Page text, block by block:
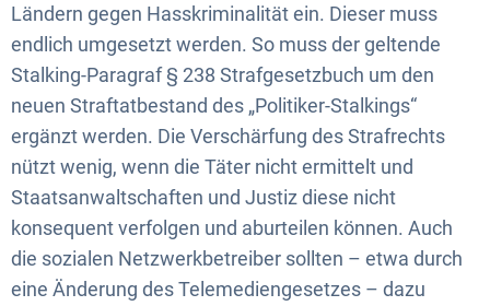
Ländern gegen Hasskriminalität ein. Dieser muss
endlich umgesetzt werden. So muss der geltende
Stalking-Paragraf § 238 Strafgesetzbuch um den
neuen Straftatbestand des „Politiker-Stalkings“
ergänzt werden. Die Verschärfung des Strafrechts
nützt wenig, wenn die Täter nicht ermittelt und
Staatsanwaltschaften und Justiz diese nicht
konsequent verfolgen und aburteilen können. Auch
die sozialen Netzwerkbetreiber sollten – etwa durch
eine Änderung des Telemediengesetzes – dazu